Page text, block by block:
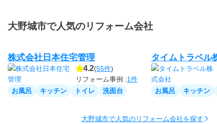
大野城市で人気のリフォーム会社
株式会社日本住宅管理
4.2(55件)
リフォーム事例 :1件
お風呂
キッチン トイレ 洗面台
タイムトラベル
お風呂 キッチン
大野城市で人気のリフォーム会社を探す